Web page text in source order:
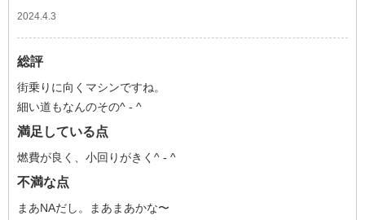
2024.4.3
総評
街乗りに向くマシンですね。
細い道もなんのその^ - ^
満足している点
燃費が良く、小回りがきく^ - ^
不満な点
まあNAだし。まあまあかな〜